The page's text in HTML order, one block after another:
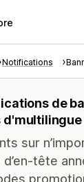
Notifications
de
d'multilingue
sur
d’en-tête